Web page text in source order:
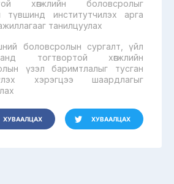
хөгжлийн боловсролыг
түвшинд институтчилэх арга
танилцуулах
боловсролын сургалт, үйл
тогтвортой хөгжлийн
үзэл баримтлалыг тусган
хэрэгцээ шаардлагыг
ХУВААЛЦАХ ХУВААЛЦАХ